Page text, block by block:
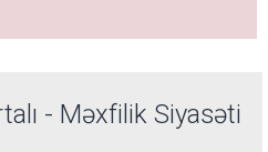
- Məxfilik Siyasəti